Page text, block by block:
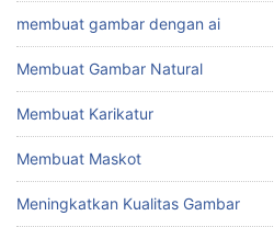
membuat gambar dengan ai
Membuat Gambar Natural
Membuat Karikatur
Membuat Maskot
Meningkatkan Kualitas Gambar